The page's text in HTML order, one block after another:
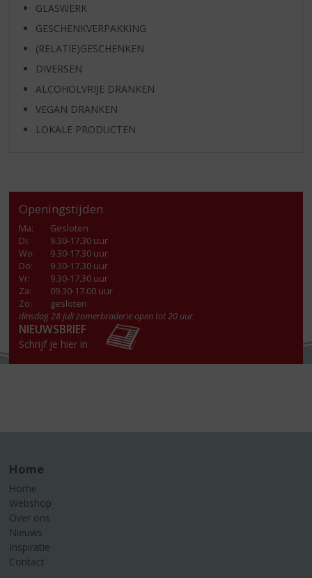
GLASWERK
GESCHENKVERPAKKING
(RELATIE)GESCHENKEN
DIVERSEN
ALCOHOLVRIJE DRANKEN
VEGAN DRANKEN
LOKALE PRODUCTEN
Openingstijden
Ma:
Gesloten
Di:
9.30-17.30 uur
Wo:
9.30-17.30 uur
Do:
9.30-17.30 uur
Vr:
9.30-17.30 uur
Za:
09.30-17.00 uur
Zo:
gesloten
dinsdag 28 juli zomerbraderie open tot 20 uur
NIEUWSBRIEF
Schrijf je hier in
Home
Home
Webshop
Over ons
Nieuws
Inspiratie
Contact